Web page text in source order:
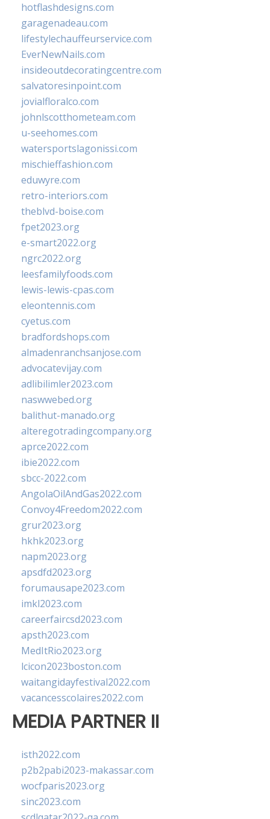
hotflashdesigns.com
garagenadeau.com
lifestylechauffeurservice.com
EverNewNails.com
insideoutdecoratingcentre.com
salvatoresinpoint.com
jovialfloralco.com
johnlscotthometeam.com
u-seehomes.com
watersportslagonissi.com
mischieffashion.com
eduwyre.com
retro-interiors.com
theblvd-boise.com
fpet2023.org
e-smart2022.org
ngrc2022.org
leesfamilyfoods.com
lewis-lewis-cpas.com
eleontennis.com
cyetus.com
bradfordshops.com
almadenranchsanjose.com
advocatevijay.com
adlibilimler2023.com
naswwebed.org
balithut-manado.org
alteregotradingcompany.org
aprce2022.com
ibie2022.com
sbcc-2022.com
AngolaOilAndGas2022.com
Convoy4Freedom2022.com
grur2023.org
hkhk2023.org
napm2023.org
apsdfd2023.org
forumausape2023.com
imkl2023.com
careerfaircsd2023.com
apsth2023.com
MedItRio2023.org
lcicon2023boston.com
waitangidayfestival2022.com
vacancesscolaires2022.com
MEDIA PARTNER II
isth2022.com
p2b2pabi2023-makassar.com
wocfparis2023.org
sinc2023.com